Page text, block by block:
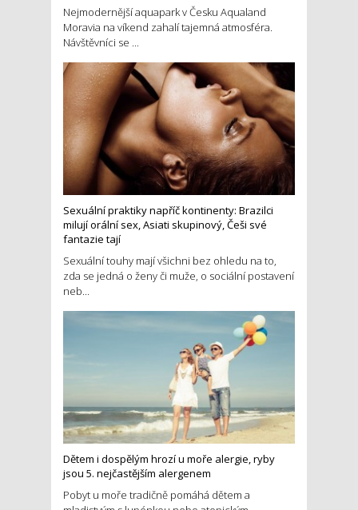
Nejmodernější aquapark v Česku Aqualand
Moravia na víkend zahalí tajemná atmosféra.
Návštěvníci se ...
Sexuální praktiky napříč kontinenty: Brazilci
milují orální sex, Asiati skupinový, Češi své
fantazie tají
Sexuální touhy mají všichni bez ohledu na to,
zda se jedná o ženy či muže, o sociální postavení
neb...
Dětem i dospělým hrozí u moře alergie, ryby
jsou 5. nejčastějším alergenem
Pobyt u moře tradičně pomáhá dětem a